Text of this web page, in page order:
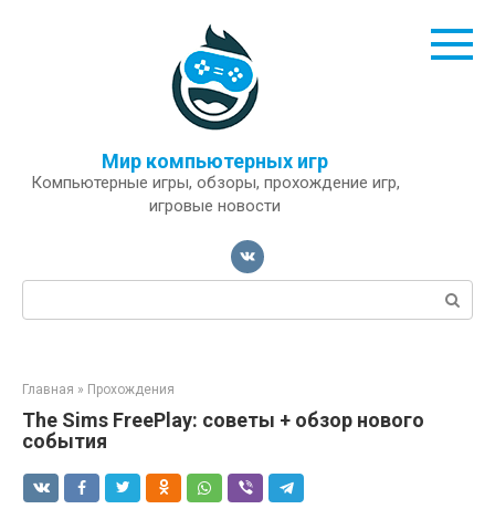
Мир компьютерных игр
Компьютерные игры, обзоры, прохождение игр,
игровые новости
Поиск:
Главная » Прохождения
The Sims FreePlay: советы + обзор нового
события